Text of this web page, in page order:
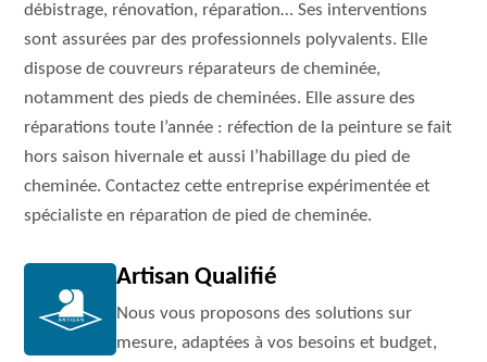
débistrage, rénovation, réparation… Ses interventions
sont assurées par des professionnels polyvalents. Elle
dispose de couvreurs réparateurs de cheminée,
notamment des pieds de cheminées. Elle assure des
réparations toute l’année : réfection de la peinture se fait
hors saison hivernale et aussi l’habillage du pied de
cheminée. Contactez cette entreprise expérimentée et
spécialiste en réparation de pied de cheminée.
Artisan Qualifié
Nous vous proposons des solutions sur
mesure, adaptées à vos besoins et budget,